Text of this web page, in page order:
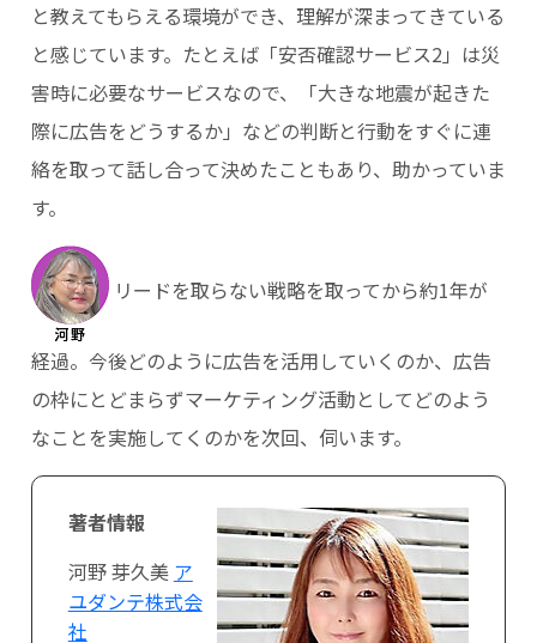
と教えてもらえる環境ができ、理解が深まってきている
と感じています。たとえば「安否確認サービス2」は災
害時に必要なサービスなので、「大きな地震が起きた
際に広告をどうするか」などの判断と行動をすぐに連
絡を取って話し合って決めたこともあり、助かっていま
す。
リードを取らない戦略を取ってから約1年が
経過。今後どのように広告を活用していくのか、広告
の枠にとどまらずマーケティング活動としてどのよう
なことを実施してくのかを次回、伺います。
著者情報
河野 芽久美 ア
ユダンテ株式会
社